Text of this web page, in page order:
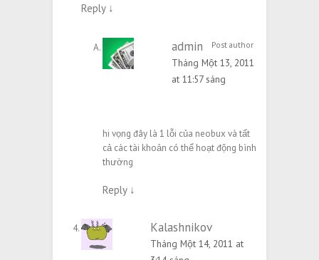
Reply ↓
admin Post author
Tháng Một 13, 2011
at 11:57 sáng
hi vọng đây là 1 lỗi của neobux và tất
cả các tài khoản có thể hoạt động bình
thường
Reply ↓
Kalashnikov
Tháng Một 14, 2011 at